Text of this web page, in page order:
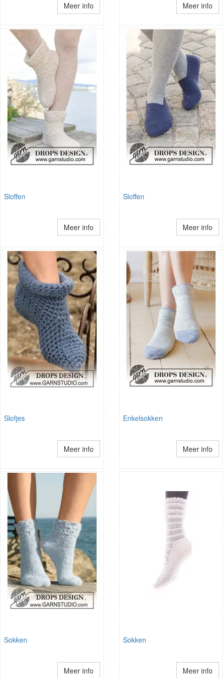
Meer info Meer info
Sloffen
Meer info
Sloffen
Meer info
Slofjes
Meer info
Enkelsokken
Meer info
Sokken
Meer info
Sokken
Meer info